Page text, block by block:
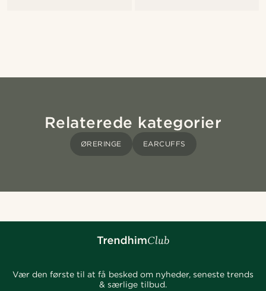
Relaterede kategorier
ØRERINGE EARCUFFS
Vær den første til at få besked om nyheder, seneste trends
& særlige tilbud.